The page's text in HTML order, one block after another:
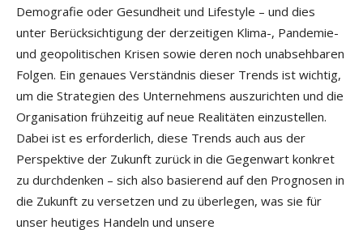
Demografie oder Gesundheit und Lifestyle – und dies
unter Berücksichtigung der derzeitigen Klima-, Pandemie-
und geopolitischen Krisen sowie deren noch unabsehbaren
Folgen. Ein genaues Verständnis dieser Trends ist wichtig,
um die Strategien des Unternehmens auszurichten und die
Organisation frühzeitig auf neue Realitäten einzustellen.
Dabei ist es erforderlich, diese Trends auch aus der
Perspektive der Zukunft zurück in die Gegenwart konkret
zu durchdenken – sich also basierend auf den Prognosen in
die Zukunft zu versetzen und zu überlegen, was sie für
unser heutiges Handeln und unsere